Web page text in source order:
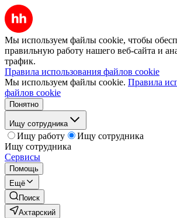
Мы используем файлы cookie, чтобы
правильную работу нашего веб-сайта и
трафик.
Правила использования файлов cookie
Мы используем файлы cookie. Правила
файлов cookie
Понятно
Ищу сотрудника
Ищу работу
Ищу сотрудника
Ищу сотрудника
Сервисы
Помощь
Ещё
Поиск
Ахтарский